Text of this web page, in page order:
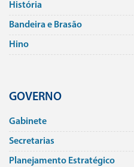
História
Bandeira e Brasão
Hino
GOVERNO
Gabinete
Secretarias
Planejamento Estratégico